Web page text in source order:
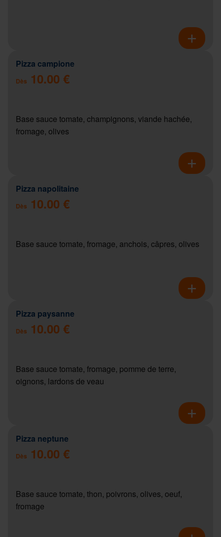
Pizza campione
Dès 10.00 €
Base sauce tomate, champignons, viande hachée,
fromage, olives
Pizza napolitaine
Dès 10.00 €
Base sauce tomate, fromage, anchois, câpres, olives
Pizza paysanne
Dès 10.00 €
Base sauce tomate, fromage, pomme de terre,
oignons, lardons de veau
Pizza neptune
Dès 10.00 €
Base sauce tomate, thon, poivrons, olives, oeuf,
fromage